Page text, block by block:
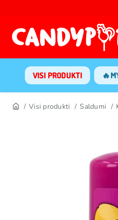
VISI PRODUKTI
Visi produkti Saldumi